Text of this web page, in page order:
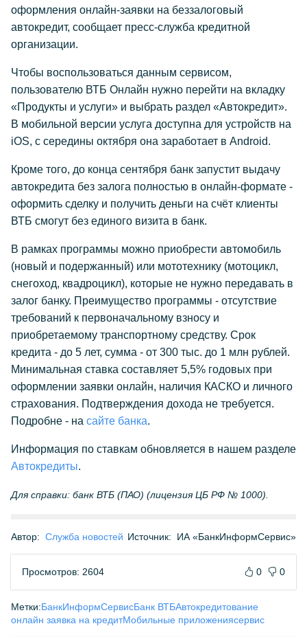
оформления онлайн-заявки на беззалоговый
автокредит, сообщает пресс-служба кредитной
организации.
Чтобы воспользоваться данным сервисом,
пользователю ВТБ Онлайн нужно перейти на вкладку
«Продукты и услуги» и выбрать раздел «Автокредит».
В мобильной версии услуга доступна для устройств на
iOS, с середины октября она заработает в Android.
Кроме того, до конца сентября банк запустит выдачу
автокредита без залога полностью в онлайн-формате -
оформить сделку и получить деньги на счёт клиенты
ВТБ смогут без единого визита в банк.
В рамках программы можно приобрести автомобиль
(новый и подержанный) или мототехнику (мотоцикл,
снегоход, квадроцикл), которые не нужно передавать в
залог банку. Преимущество программы - отсутствие
требований к первоначальному взносу и
приобретаемому транспортному средству. Срок
кредита - до 5 лет, сумма - от 300 тыс. до 1 млн рублей.
Минимальная ставка составляет 5,5% годовых при
оформлении заявки онлайн, наличия КАСКО и личного
страхования. Подтверждения дохода не требуется.
Подробне - на сайте банка.
Информация по ставкам обновляется в нашем разделе
Автокредиты.
Для справки: банк ВТБ (ПАО) (лицензия ЦБ РФ № 1000).
Автор: Служба новостей Источник: ИА «БанкИнформСервис»
Просмотров: 2604 0 0
Метки:БанкИнформСервисБанк ВТБАвтокредитование
онлайн заявка на кредитМобильные приложениясервис